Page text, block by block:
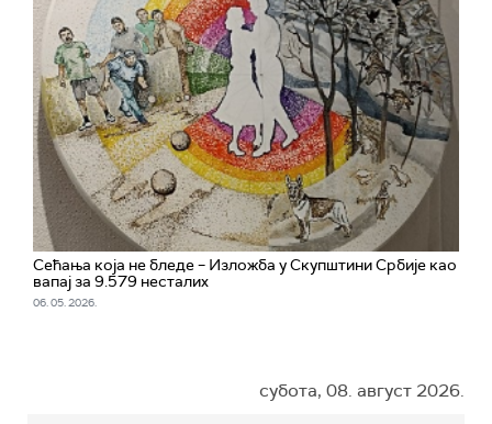
Сећања која не бледе – Изложба у Скупштини Србије као
вапај за 9.579 несталих
06. 05. 2026.
субота, 08. август 2026.